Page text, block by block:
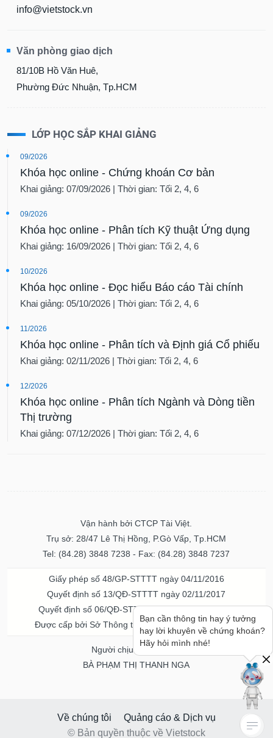
info@vietstock.vn
Văn phòng giao dịch
81/10B Hồ Văn Huê,
Phường Đức Nhuận, Tp.HCM
LỚP HỌC SẮP KHAI GIẢNG
09/2026
Khóa học online - Chứng khoán Cơ bản
Khai giảng: 07/09/2026 | Thời gian: Tối 2, 4, 6
09/2026
Khóa học online - Phân tích Kỹ thuật Ứng dụng
Khai giảng: 16/09/2026 | Thời gian: Tối 2, 4, 6
10/2026
Khóa học online - Đọc hiểu Báo cáo Tài chính
Khai giảng: 05/10/2026 | Thời gian: Tối 2, 4, 6
11/2026
Khóa học online - Phân tích và Định giá Cổ phiếu
Khai giảng: 02/11/2026 | Thời gian: Tối 2, 4, 6
12/2026
Khóa học online - Phân tích Ngành và Dòng tiền
Thị trường
Khai giảng: 07/12/2026 | Thời gian: Tối 2, 4, 6
Vận hành bởi CTCP Tài Việt.
Trụ sở: 28/47 Lê Thị Hồng, P.Gò Vấp, Tp.HCM
Tel: (84.28) 3848 7238 - Fax: (84.28) 3848 7237
Giấy phép số 48/GP-STTTT ngày 04/11/2016
Quyết định số 13/QĐ-STTTT ngày 02/11/2017
Quyết định số 06/QĐ-STTTT-ICP ngày 20/07/2023
Được cấp bởi Sở Thông tin và Truyền thông TPHCM
Người chịu trách nhiệm
BÀ PHẠM THỊ THANH NGA
Về chúng tôi
Quảng cáo & Dịch vụ
© Bản quyền thuộc về Vietstock
Bạn cần thông tin hay ý tưởng
hay lời khuyên về chứng khoán?
Hãy hỏi mình nhé!